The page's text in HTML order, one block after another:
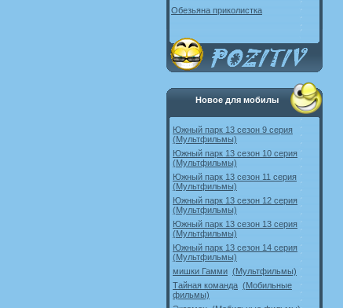
Обезьяна приколистка
Новое для мобилы
Южный парк 13 сезон 9 серия
(Мультфильмы)
Южный парк 13 сезон 10 серия
(Мультфильмы)
Южный парк 13 сезон 11 серия
(Мультфильмы)
Южный парк 13 сезон 12 серия
(Мультфильмы)
Южный парк 13 сезон 13 серия
(Мультфильмы)
Южный парк 13 сезон 14 серия
(Мультфильмы)
мишки Гамми (Мультфильмы)
Тайная команда (Мобильные
фильмы)